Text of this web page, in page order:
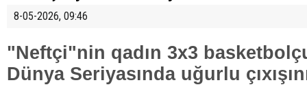
8-05-2026, 09:46
"Neftçi"nin qadın 3x3
Dünya Seriyasında uğurlu